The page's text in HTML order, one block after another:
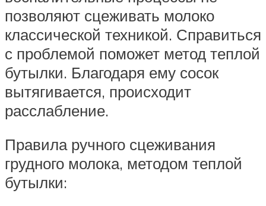
позволяют сцеживать молоко
классической техникой. Справиться
с проблемой поможет метод теплой
бутылки. Благодаря ему сосок
вытягивается, происходит
расслабление.
Правила ручного сцеживания
грудного молока, методом теплой
бутылки: